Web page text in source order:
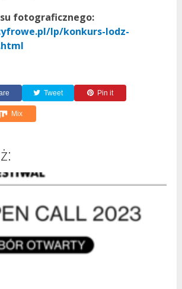
fotograficznego:
lp/konkurs-lodz-
Tweet Pin it
Mix